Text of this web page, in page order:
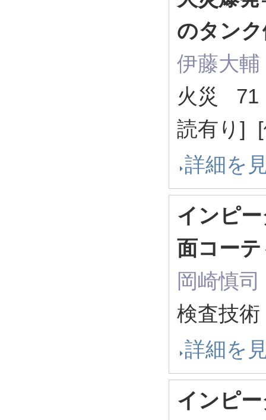
のタン
伊藤大輔
火災 71
読有り]
詳細を
インピ
面コー
岡崎慎司
検査技
詳細を
インピ